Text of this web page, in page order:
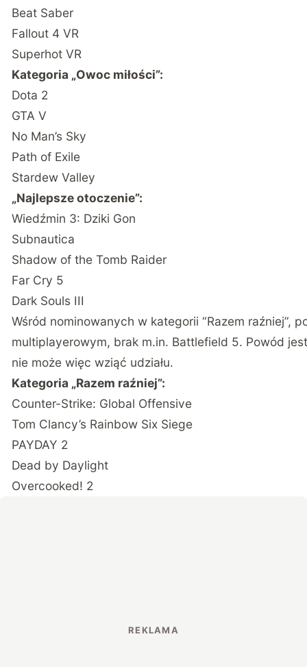
Beat Saber
Fallout 4 VR
Superhot VR
Kategoria „Owoc miłości”:
Dota 2
GTA V
No Man’s Sky
Path of Exile
Stardew Valley
„Najlepsze otoczenie”:
Wiedźmin 3: Dziki Gon
Subnautica
Shadow of the Tomb Raider
Far Cry 5
Dark Souls III
Wśród nominowanych w kategorii “Razem raźniej”,
multiplayerowym, brak m.in. Battlefield 5. Powód
nie może więc wziąć udziału.
Kategoria „Razem raźniej”:
Counter-Strike: Global Offensive
Tom Clancy’s Rainbow Six Siege
PAYDAY 2
Dead by Daylight
Overcooked! 2